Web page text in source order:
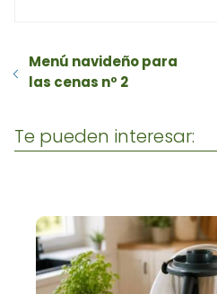
Menú navideño para
las cenas nº 2
Te pueden interesar: